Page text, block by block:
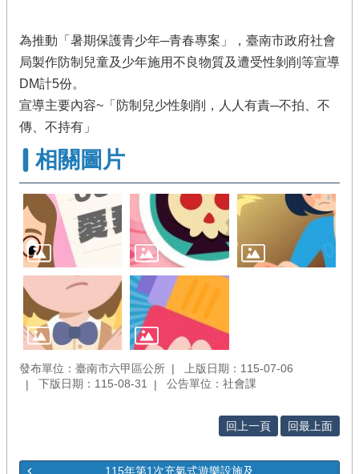
為推動「暑期保護青少年─青春專案」，臺南市政府社會
局製作防制兒童及少年施用不良物質及遭受性剝削等宣導
DM計5份。
宣導主要內容~「防制兒少性剝削，人人有責─不拍、不
傳、不持有」
相關圖片
發布單位：臺南市六甲區公所
上版日期：115-07-06
下版日期：115-08-31
公告單位：社會課
回上一頁 回最上面
115年第1次充氣式遊樂設施及...